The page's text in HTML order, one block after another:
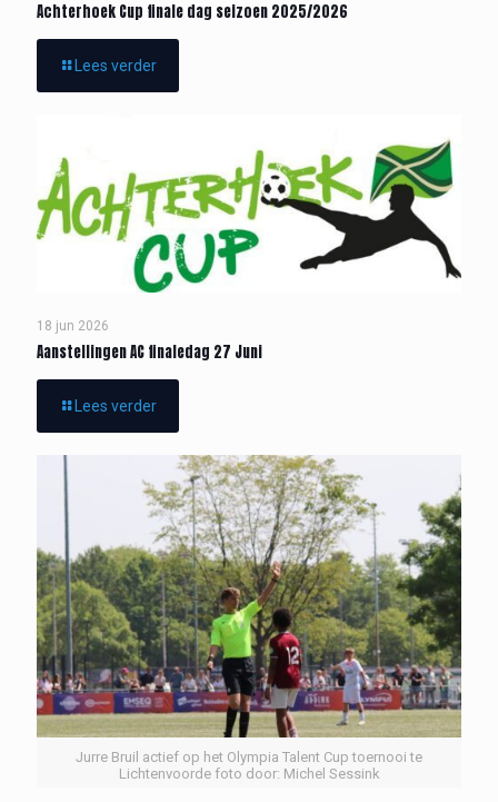
Achterhoek Cup finale dag seizoen 2025/2026
Lees verder
18 jun 2026
Aanstellingen AC finaledag 27 Juni
Lees verder
Jurre Bruil actief op het Olympia Talent Cup toernooi te
Lichtenvoorde foto door: Michel Sessink